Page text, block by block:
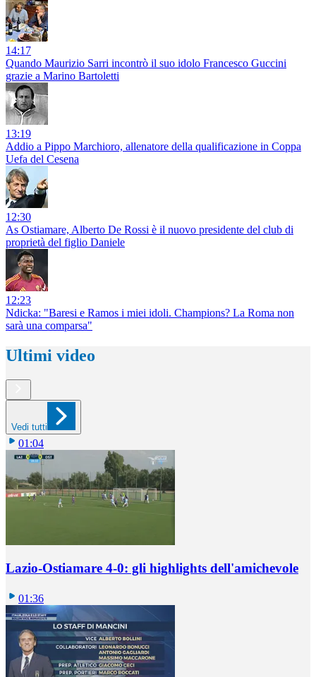
14:17
Quando Maurizio Sarri incontrò il suo idolo Francesco Guccini
grazie a Marino Bartoletti
13:19
Addio a Pippo Marchioro, allenatore della qualificazione in Coppa
Uefa del Cesena
12:30
As Ostiamare, Alberto De Rossi è il nuovo presidente del club di
proprietà del figlio Daniele
12:23
Ndicka: "Baresi e Ramos i miei idoli. Champions? La Roma non
sarà una comparsa"
Ultimi video
Vedi tutti
01:04
Lazio-Ostiamare 4-0: gli highlights dell'amichevole
01:36